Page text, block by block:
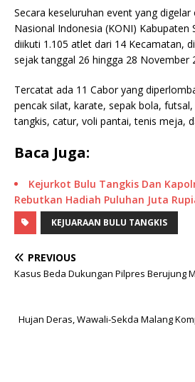
Secara keseluruhan event yang
Nasional Indonesia (KONI) Kabupaten
diikuti 1.105 atlet dari 14 Kecamatan,
sejak tanggal 26 hingga 28 November
Tercatat ada 11 Cabor yang
pencak silat, karate, sepak bola,
tangkis, catur, voli pantai, tenis meja,
Baca Juga:
Kejurkot Bulu Tangkis Dan
Rebutkan Hadiah Puluhan Juta
KEJUARAAN BULU TANGKIS
PREVIOUS
Kasus Beda Dukungan Pilpres Berujung
Hujan Deras, Wawali-Sekda Malang